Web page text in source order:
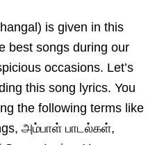
is given in this
best songs during our
occasions. Let’s
this song lyrics. You
the following terms like
அம்பாள் பாடல்கள்,